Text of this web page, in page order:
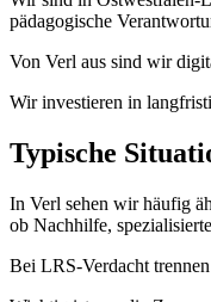
pädagogische
Von Verl aus sind wir
Wir investieren in
Typische
In Verl sehen wir häufig
ob Nachhilfe,
Bei LRS-Verdacht